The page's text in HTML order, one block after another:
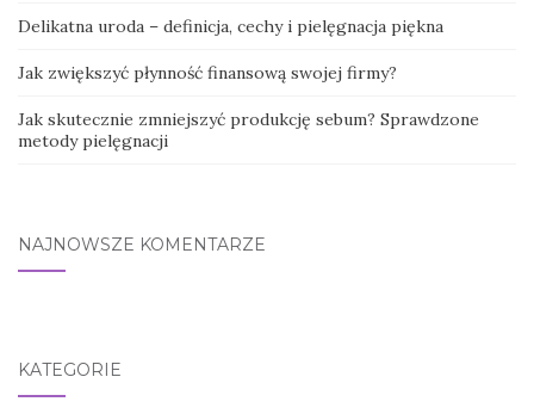
Delikatna uroda – definicja, cechy i pielęgnacja piękna
Jak zwiększyć płynność finansową swojej firmy?
Jak skutecznie zmniejszyć produkcję sebum? Sprawdzone
metody pielęgnacji
NAJNOWSZE KOMENTARZE
KATEGORIE